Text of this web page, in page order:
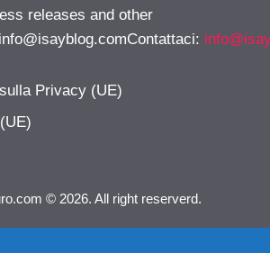
releases and other
info@isayblog.comContattaci:
Privacy (UE)
© 2026. All right reserverd.